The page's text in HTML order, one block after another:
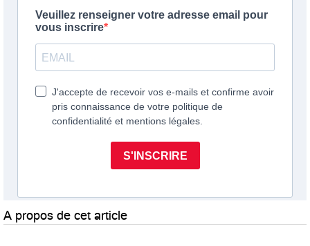
A propos de cet article